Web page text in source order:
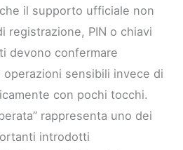
il supporto ufficiale non
registrazione, PIN o chiavi
devono confermare
operazioni sensibili invece di
con pochi tocchi.
rappresenta uno dei
introdotti